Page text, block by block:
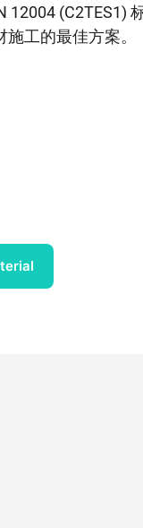
12004 (C2TES1)
工的最佳方案。